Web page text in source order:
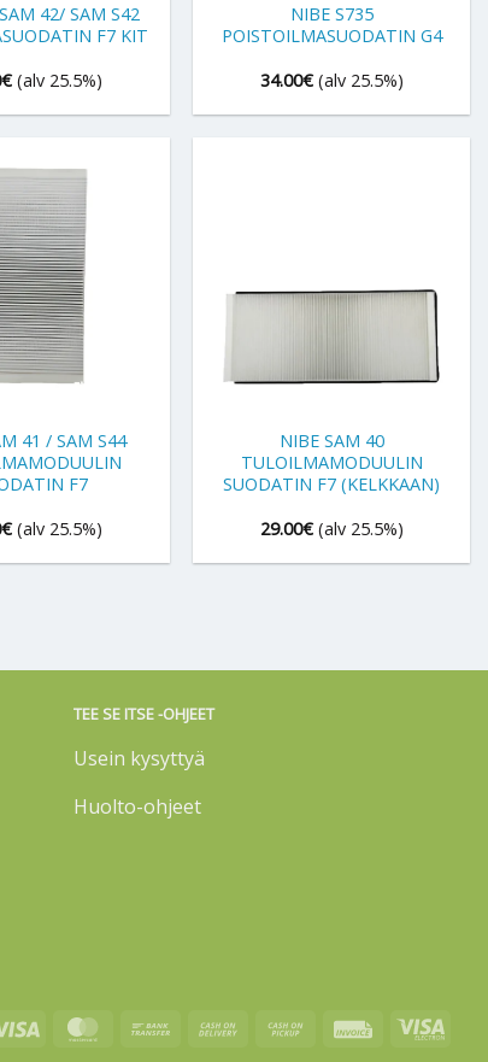
42/ SAM S42
F7 KIT
€ (alv 25.5%)
NIBE S735
POISTOILMASUODATIN G4
34.00€ (alv 25.5%)
41 / SAM S44
F7
€ (alv 25.5%)
NIBE SAM 40
TULOILMAMODUULIN
SUODATIN F7 (KELKKAAN)
29.00€ (alv 25.5%)
TEE SE ITSE -OHJEET
Usein kysyttyä
Huolto-ohjeet
Visa MasterCardBank
Cash
Cash
Invoice Visa